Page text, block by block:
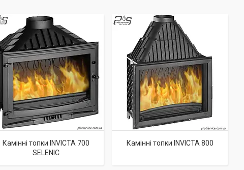
Камінні топки INVICTA 700
SELENIC
Камінні топки INVICTA 800